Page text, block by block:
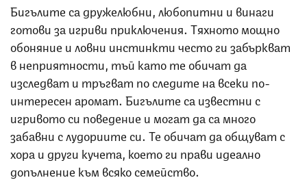
Бигълите са дружелюбни, любопитни и винаги
готови за игриви приключения. Тяхното мощно
обоняние и ловни инстинкти често ги забъркват
в неприятности, тъй като те обичат да
изследват и тръгват по следите на всеки по-
интересен аромат. Бигълите са известни с
игривото си поведение и могат да са много
забавни с лудориите си. Те обичат да общуват с
хора и други кучета, което ги прави идеално
допълнение към всяко семейство.